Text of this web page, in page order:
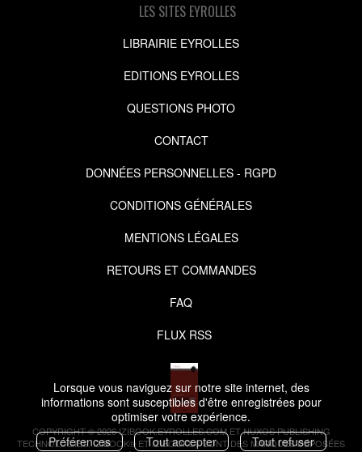
Lorsque vous naviguez sur notre site internet, des
informations sont susceptibles d'être enregistrées pour
optimiser votre expérience.
Préférences
Tout accepter Tout refuser
LES SITES EYROLLES
LIBRAIRIE EYROLLES
EDITIONS EYROLLES
QUESTIONS PHOTO
CONTACT
DONNÉES PERSONNELLES - RGPD
CONDITIONS GÉNÉRALES
MENTIONS LÉGALES
RETOURS ET COMMANDES
FAQ
FLUX RSS
COPYRIGHT © 2026 IZIBOOK.EYROLLES.COM ET NUXOS PUBLISHING
TECHNOLOGIES.IZIBOOK® ETIZIBOOKS®SONT DES MARQUES DÉPOSÉES